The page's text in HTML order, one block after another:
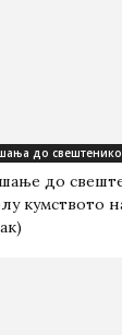
до
до
кумството